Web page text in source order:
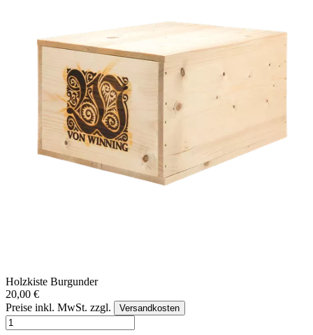
Holzkiste Burgunder
20,00 €
Preise inkl. MwSt. zzgl.
Versandkosten